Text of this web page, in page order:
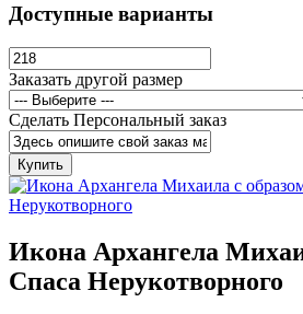
Доступные варианты
Заказать другой размер
Сделать Персональный заказ
Купить
Икона Архангела
Спаса Нерукотворного